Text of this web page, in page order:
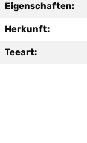
Eigenschaften:
Herkunft:
Teeart: